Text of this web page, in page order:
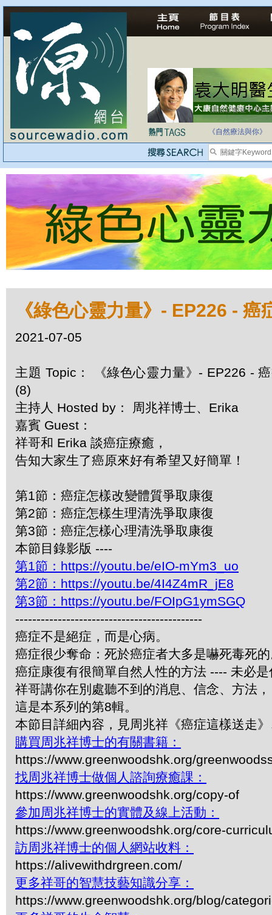
自家教育合法化-
《自然療法與你》
《綠色心靈力量》- EP226 -
2021-07-05
主題 Topic： 《綠色心靈力量》- EP226 -
(8)
主持人 Hosted by： 周兆祥博士、Erika
嘉賓 Guest：
祥哥和 Erika 談癌症療癒，
告知大家生了癌原來好有希望又好簡單！
第1節：癌症怎樣改變體質爭取康復
第2節：癌症怎樣生理清洗爭取康復
第3節：癌症怎樣心理清洗爭取康復
本節目錄影版 ----
第1節：https://youtu.be/eIO-mYm3_uo
第2節：https://youtu.be/4I4Z4mR_jE8
第3節：https://youtu.be/FOIpG1ymSGQ
--------------------------------------------
癌症不是絕症，而是心病。
癌症很少奪命：死於癌症者大多是嚇死毒死
癌症康復有很簡單自然人性的方法 ---- 未必
祥哥講你在別處聽不到的消息、信念、方法，
這是本系列的第8輯。
本節目詳細內容，見周兆祥《癌症這樣送走
購買周兆祥博士的有關書籍：
https://www.greenwoodshk.org/
找周兆祥博士做個人諮詢療癒課：
https://www.greenwoodshk.org/copy-of
參加周兆祥博士的實體及線上活動：
https://www.greenwoodshk.org/core-
訪周兆祥博士的個人網站收料：
https://alivewithdrgreen.com/
更多祥哥的智慧技藝知識分享：
https://www.greenwoodshk.org/blog/